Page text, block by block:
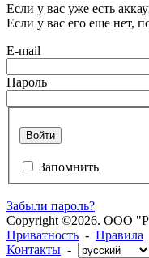
Если у вас уже есть
Если у вас его еще нет,
E-mail
Пароль
Войти
Запомнить
Забыли пароль?
Copyright ©2026. ООО
Приватность - Правила
Контакты -